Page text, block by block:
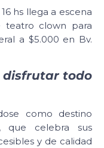
hs llega a escena
teatro clown para
a $5.000 en Bv.
disfrutar todo
como destino
que celebra sus
y de calidad